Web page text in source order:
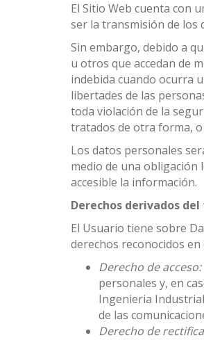
El Sitio Web cuenta con
ser la transmisión de los
Sin embargo, debido a
u otros que accedan de
indebida cuando ocurra
libertades de las
toda violación de la
tratados de otra forma, o
Los datos personales
medio de una obligación
accesible la información.
Derechos derivados
El Usuario tiene sobre
derechos reconocidos en
Derecho de acceso:
personales y, en
Ingenieria
de las
Derecho de